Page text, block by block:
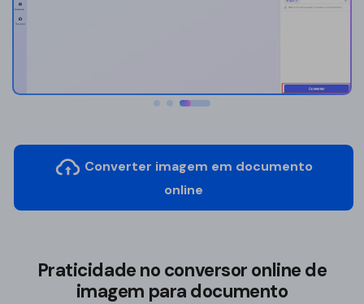
Revisar PDF
Reescrever PDF
Converter imagem em documento
online
Praticidade no conversor online de
imagem para documento